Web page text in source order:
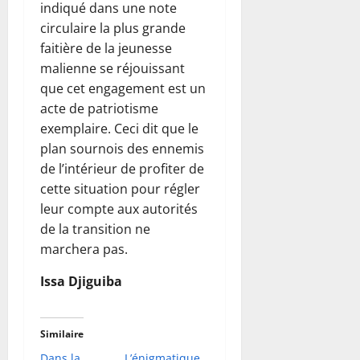
indiqué dans une note
circulaire la plus grande
faitière de la jeunesse
malienne se réjouissant
que cet engagement est un
acte de patriotisme
exemplaire. Ceci dit que le
plan sournois des ennemis
de l’intérieur de profiter de
cette situation pour régler
leur compte aux autorités
de la transition ne
marchera pas.
Issa Djiguiba
Similaire